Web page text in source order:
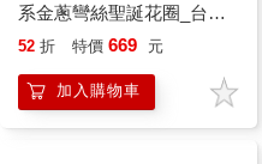
系金蔥彎絲聖誕花圈_台灣
工藝免組裝
52 折 特價 669 元
加入購物車